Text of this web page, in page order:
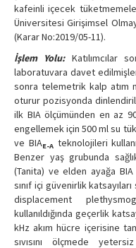
kafeinli içecek
Üniversitesi Girişimsel
(Karar No:2019/05-11).
İşlem Yolu:Katılımcılar
laboratuvara davet
sonra telemetrik kalp atım
oturur pozisyonda
ilk BIA ölçümünden en az
engellemek için 500 ml su
ve BIAE-A teknolojileri
Benzer yaş grubunda
(Tanita) ve elden ayağa
sınıf içi güvenirlik
displacement
kullanıldığında geçerlik
kHz akım hücre içerisine
sıvısını ölçmede